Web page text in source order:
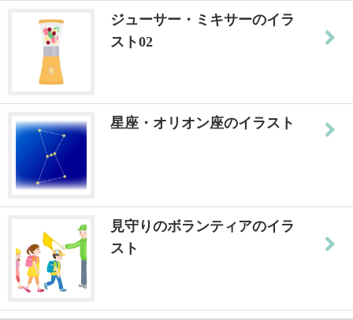
ジューサー・ミキサーのイラ
スト02
星座・オリオン座のイラスト
見守りのボランティアのイラ
スト